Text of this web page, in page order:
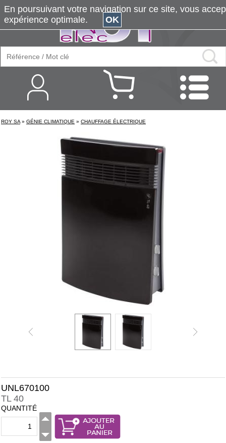
ROY SA » GÉNIE CLIMATIQUE » CHAUFFAGE ÉLECTRIQUE
UNL670100
TL 40
QUANTITÉ
En poursuivant votre navigation sur ce site, vous
expérience optimale.
OK